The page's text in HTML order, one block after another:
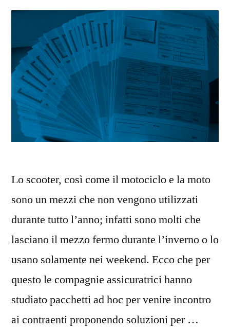
Lo scooter, così come il motociclo e la moto
sono un mezzi che non vengono utilizzati
durante tutto l’anno; infatti sono molti che
lasciano il mezzo fermo durante l’inverno o lo
usano solamente nei weekend. Ecco che per
questo le compagnie assicuratrici hanno
studiato pacchetti ad hoc per venire incontro
ai contraenti proponendo soluzioni per …